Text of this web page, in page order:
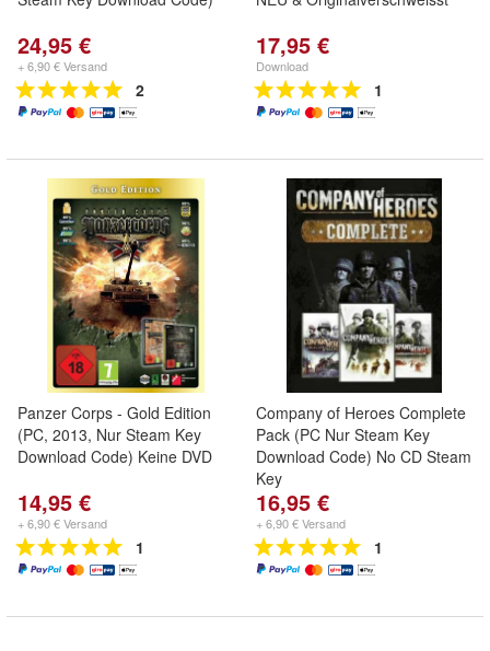
24,95 €
+ 6,90 € Versand
2
17,95 €
Download
1
Panzer Corps - Gold Edition
(PC, 2013, Nur Steam Key
Download Code) Keine DVD
14,95 €
+ 6,90 € Versand
1
Company of Heroes Complete
Pack (PC Nur Steam Key
Download Code) No CD Steam
Key
16,95 €
+ 6,90 € Versand
1